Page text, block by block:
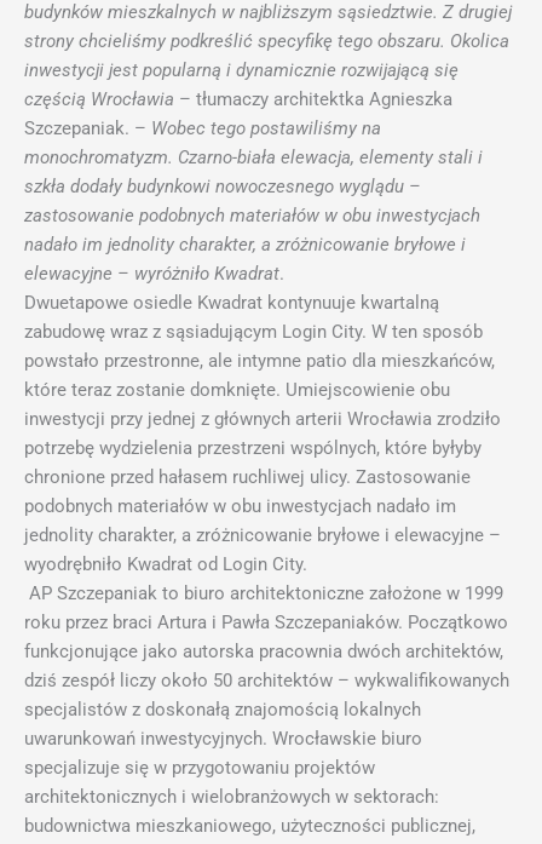
budynków mieszkalnych w najbliższym sąsiedztwie. Z drugiej
strony chcieliśmy podkreślić specyfikę tego obszaru. Okolica
inwestycji jest popularną i dynamicznie rozwijającą się
częścią Wrocławia – tłumaczy architektka Agnieszka
Szczepaniak. – Wobec tego postawiliśmy na
monochromatyzm. Czarno-biała elewacja, elementy stali i
szkła dodały budynkowi nowoczesnego wyglądu –
zastosowanie podobnych materiałów w obu inwestycjach
nadało im jednolity charakter, a zróżnicowanie bryłowe i
elewacyjne – wyróżniło Kwadrat.
Dwuetapowe osiedle Kwadrat kontynuuje kwartalną
zabudowę wraz z sąsiadującym Login City. W ten sposób
powstało przestronne, ale intymne patio dla mieszkańców,
które teraz zostanie domknięte. Umiejscowienie obu
inwestycji przy jednej z głównych arterii Wrocławia zrodziło
potrzebę wydzielenia przestrzeni wspólnych, które byłyby
chronione przed hałasem ruchliwej ulicy. Zastosowanie
podobnych materiałów w obu inwestycjach nadało im
jednolity charakter, a zróżnicowanie bryłowe i elewacyjne –
wyodrębniło Kwadrat od Login City.
AP Szczepaniak to biuro architektoniczne założone w 1999
roku przez braci Artura i Pawła Szczepaniaków. Początkowo
funkcjonujące jako autorska pracownia dwóch architektów,
dziś zespół liczy około 50 architektów – wykwalifikowanych
specjalistów z doskonałą znajomością lokalnych
uwarunkowań inwestycyjnych. Wrocławskie biuro
specjalizuje się w przygotowaniu projektów
architektonicznych i wielobranżowych w sektorach:
budownictwa mieszkaniowego, użyteczności publicznej,